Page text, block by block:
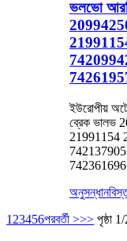
ভলভো
ইউরোপীয়
ব্রেক ভালভ
21991154
অনুসন্ধান
1 23456পরবর্তী >>> পৃষ্ঠা